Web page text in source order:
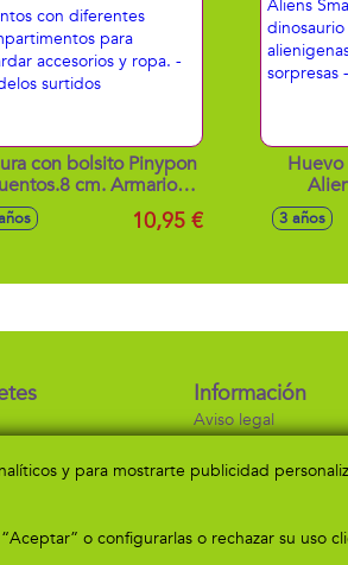
con bolsito Pinypon
cm. Armarios
con diferentes
para
10,95 €
Huevo
3 años
Información
Aviso legal
Política de
Política de cookies
y para mostrarte publicidad
o configurarlas o rechazar su uso